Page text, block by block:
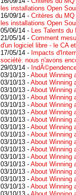
les installations Open
16/09/14 - Critères du
les installations Open
05/06/14 - Les Talents du
21/05/14 - Comment
d'un logiciel libre - le CA
17/05/14 - Impacts
société: nous n'avons
29/03/14 -
03/10/13 - About Winning
03/10/13 - About Winning
03/10/13 - About Winning
03/10/13 - About Winning
03/10/13 - About Winning
03/10/13 - About Winning
03/10/13 - About Winning
03/10/13 - About Winning
03/10/13 - About Winning
03/10/13 - About Winning
03/10/13 - About Winning
03/10/13 - About Winning
03/10/13 - About Winning
03/10/13 - About Winning
03/10/13 - About Winning
03/10/13 - About Winning